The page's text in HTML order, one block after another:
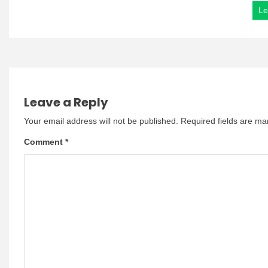
Leave a Reply
Your email address will not be published. Required fields are
Comment *